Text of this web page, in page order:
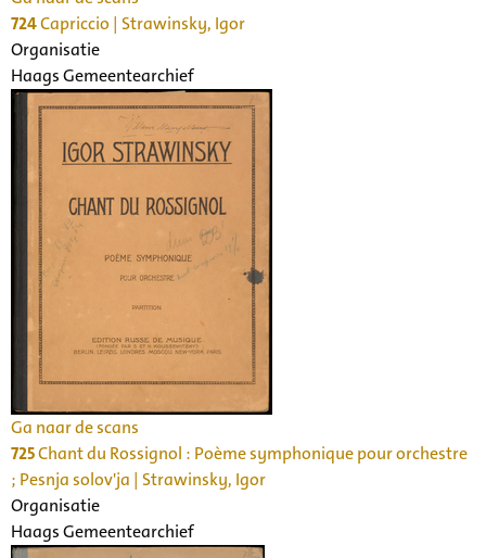
724Capriccio | Strawinsky, Igor
Organisatie
Haags Gemeentearchief
Ga naar de scans
725Chant du Rossignol : Poème symphonique pour orchestre
; Pesnja solov'ja | Strawinsky, Igor
Organisatie
Haags Gemeentearchief